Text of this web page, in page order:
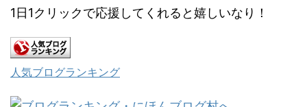
1日1クリックで応援してくれると嬉しいなり！
人気ブログランキング